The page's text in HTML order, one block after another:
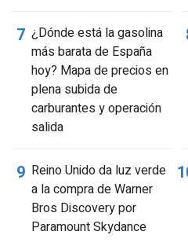
¿Dónde está la gasolina
más barata de España
hoy? Mapa de precios en
plena subida de
carburantes y operación
salida
Reino Unido da luz verde
a la compra de Warner
Bros Discovery por
Paramount Skydance